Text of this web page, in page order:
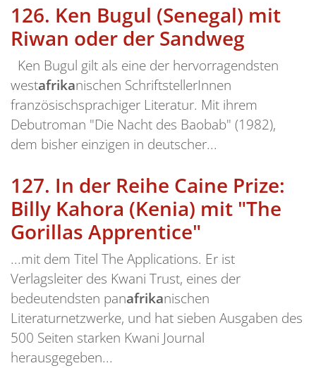
126. Ken Bugul (Senegal) mit
Riwan oder der Sandweg
Ken Bugul gilt als eine der hervorragendsten
westafrikanischen SchriftstellerInnen
französischsprachiger Literatur. Mit ihrem
Debutroman "Die Nacht des Baobab" (1982),
dem bisher einzigen in deutscher...
127. In der Reihe Caine Prize:
Billy Kahora (Kenia) mit "The
Gorillas Apprentice"
...mit dem Titel The Applications. Er ist
Verlagsleiter des Kwani Trust, eines der
bedeutendsten panafrikanischen
Literaturnetzwerke, und hat sieben Ausgaben des
500 Seiten starken Kwani Journal
herausgegeben...